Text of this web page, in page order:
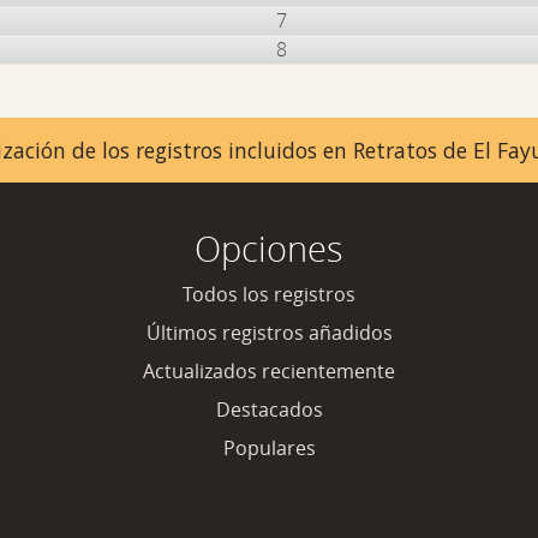
7
8
de los registros incluidos en Retratos de El
Opciones
Todos los registros
Últimos registros añadidos
Actualizados recientemente
Destacados
Populares